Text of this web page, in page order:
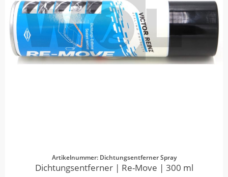
Artikelnummer: Dichtungsentferner Spray
Dichtungsentferner | Re-Move | 300 ml